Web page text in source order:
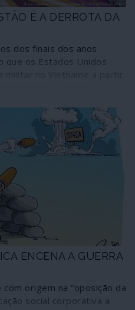
É A DERROTA DA
dos finais dos anos
que os Estados Unidos
na prática, reconheceu o
do Vietname do Sul.
de um acordo com
é a confissão da derrota
longa guerra, a do
não é apenas dos
da NATO – logo dos
a aliança.
ENCENA A GUERRA
origem na “oposição da
social corporativa a